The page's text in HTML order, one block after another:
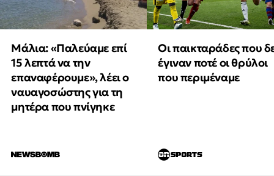
Μάλια: «Παλεύαμε επί
15 λεπτά να την
επαναφέρουμε», λέει ο
ναυαγοσώστης για τη
μητέρα που πνίγηκε
Οι παικταράδες που
έγιναν ποτέ οι θρύλοι
που περιμέναμε